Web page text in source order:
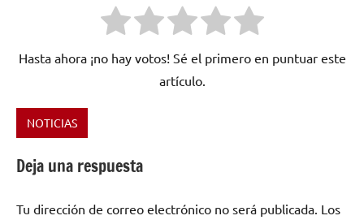
Hasta ahora ¡no hay votos! Sé el primero en puntuar este
artículo.
Etiquetado
2015,
Valle,
NOTICIAS
Deja una respuesta
Tu dirección de correo electrónico no será publicada. Los